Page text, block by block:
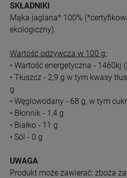
SKŁADNIKI
Mąka jaglana* 100%
ekologiczny).
Wartość odżywcza w 100 g:
• Wartość energetyczna - 1460kj
• Tłuszcz - 2,9 g w tym kwasy
g
• Węglowodany - 68 g, w tym
• Błonnik - 1,4 g
• Białko - 11 g
• Sól - 0 g
UWAGA
Produkt może zawierać: zboża